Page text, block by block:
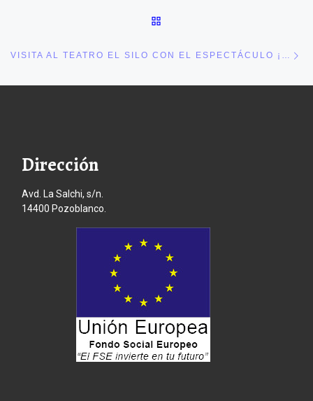
VISITA AL TEATRO EL SILO CON EL ESPECTÁCULO ¡SOPLA!
Dirección
Avd. La Salchi, s/n.
14400 Pozoblanco.